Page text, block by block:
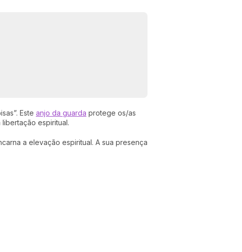
Este anjo da guarda protege os/as
espiritual.
a elevação espiritual. A sua presença